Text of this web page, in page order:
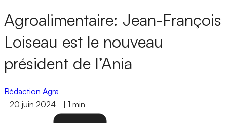
Agroalimentaire: Jean-François
Loiseau est le nouveau
président de l’Ania
Rédaction Agra
- 20 juin 2024 - 1 min